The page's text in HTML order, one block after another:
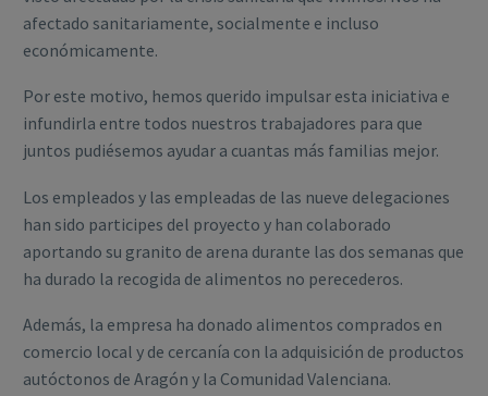
afectado sanitariamente, socialmente e incluso
económicamente.
Por este motivo, hemos querido impulsar esta iniciativa e
infundirla entre todos nuestros trabajadores para que
juntos pudiésemos ayudar a cuantas más familias mejor.
Los empleados y las empleadas de las nueve delegaciones
han sido participes del proyecto y han colaborado
aportando su granito de arena durante las dos semanas que
ha durado la recogida de alimentos no perecederos.
Además, la empresa ha donado alimentos comprados en
comercio local y de cercanía con la adquisición de productos
autóctonos de Aragón y la Comunidad Valenciana.